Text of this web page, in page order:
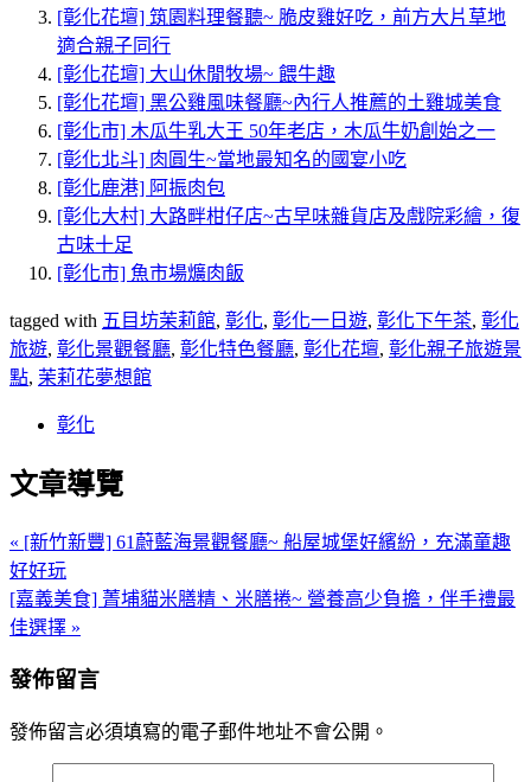
[彰化花壇] 筑園料理餐聽~ 脆皮雞好吃，前方大片草地
適合親子同行
[彰化花壇] 大山休閒牧場~ 餵牛趣
[彰化花壇] 黑公雞風味餐廳~內行人推薦的土雞城美食
[彰化市] 木瓜牛乳大王 50年老店，木瓜牛奶創始之一
[彰化北斗] 肉圓生~當地最知名的國宴小吃
[彰化鹿港] 阿振肉包
[彰化大村] 大路畔柑仔店~古早味雜貨店及戲院彩繪，復
古味十足
[彰化市] 魚市場爌肉飯
tagged with 五目坊茉莉館, 彰化, 彰化一日遊, 彰化下午茶, 彰化
旅遊, 彰化景觀餐廳, 彰化特色餐廳, 彰化花壇, 彰化親子旅遊景
點, 茉莉花夢想館
彰化
文章導覽
« [新竹新豐] 61蔚藍海景觀餐廳~ 船屋城堡好繽紛，充滿童趣
好好玩
[嘉義美食] 菁埔貓米膳精、米膳捲~ 營養高少負擔，伴手禮最
佳選擇 »
發佈留言
發佈留言必須填寫的電子郵件地址不會公開。